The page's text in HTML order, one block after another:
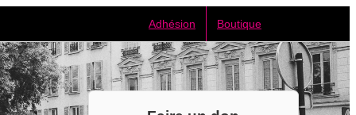
Adhésion Boutique